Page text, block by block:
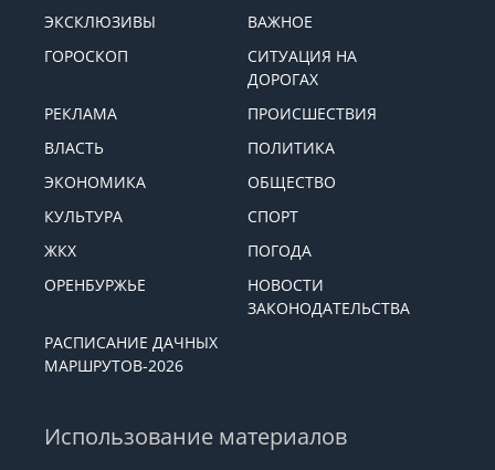
ЭКСКЛЮЗИВЫ
ВАЖНОЕ
ГОРОСКОП
СИТУАЦИЯ НА
ДОРОГАХ
РЕКЛАМА
ПРОИСШЕСТВИЯ
ВЛАСТЬ
ПОЛИТИКА
ЭКОНОМИКА
ОБЩЕСТВО
КУЛЬТУРА
СПОРТ
ЖКХ
ПОГОДА
ОРЕНБУРЖЬЕ
НОВОСТИ
ЗАКОНОДАТЕЛЬСТВА
РАСПИСАНИЕ ДАЧНЫХ
МАРШРУТОВ-2026
Использование материалов